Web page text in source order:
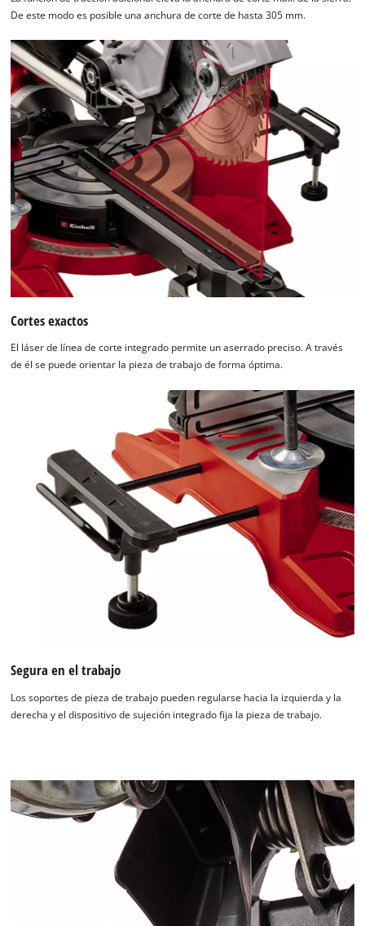
De este modo es posible una anchura de corte de hasta 305 mm.
Cortes exactos
El láser de línea de corte integrado permite un aserrado preciso. A través
de él se puede orientar la pieza de trabajo de forma óptima.
Segura en el trabajo
Los soportes de pieza de trabajo pueden regularse hacia la izquierda y la
derecha y el dispositivo de sujeción integrado fija la pieza de trabajo.